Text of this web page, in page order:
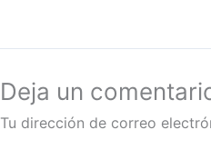
Deja un
Tu dirección de correo